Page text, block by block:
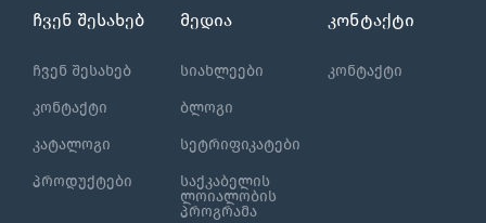
ჩვენ შესახებ
ჩვენ შესახებ
კონტაქტი
კატალოგი
პროდუქტები
მედია
სიახლეები
ბლოგი
სეტრიფიკატები
საქკაბელის
ლოიალობის
პროგრამა
კონტაქტი
კონტაქტი